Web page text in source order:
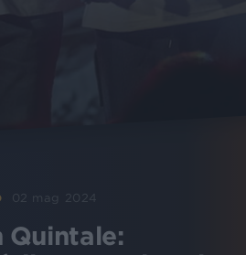
02 mag 2024
Quintale: